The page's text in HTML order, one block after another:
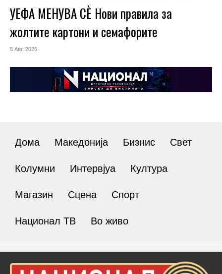
УЕФА МЕНУВА СÈ Нови правила за
жолтите картони и семафорите
5 Авг, 2026
Дома Македонија Бизнис Свет
Колумни Интервјуа Култура
Магазин Сцена Спорт
Национал ТВ Во живо